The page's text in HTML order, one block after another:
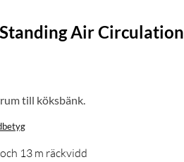
Air Circulation
till köksbänk.
13 m räckvidd